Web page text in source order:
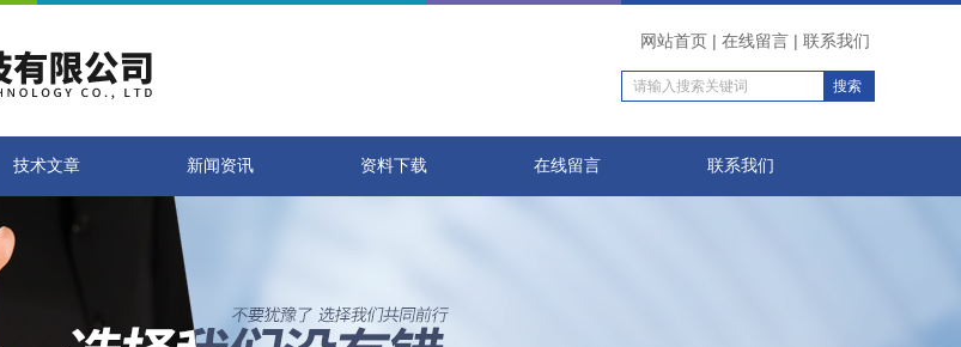
网站首页 | 在线留言 | 联系我们
技术文章 新闻资讯 资料下载 在线留言 联系我们